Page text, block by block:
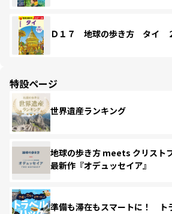
Ｄ１７ 地球の歩き方 タイ
特設ページ
世界遺産ランキング
地球の歩き方 meets クリスト
最新作『オデュッセイア』
準備も滞在もスマートに！ ト